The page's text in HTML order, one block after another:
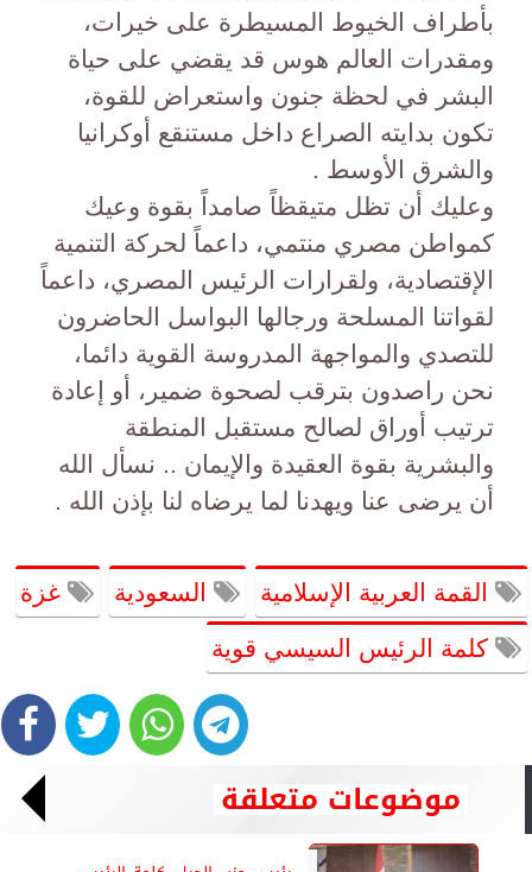
بأطراف الخيوط المسيطرة على خيرات،
ومقدرات العالم هوس قد يقضي على حياة
البشر في لحظة جنون واستعراض للقوة،
تكون بدايته الصراع داخل مستنقع أوكرانيا
والشرق الأوسط .
وعليك أن تظل متيقظاً صامداً بقوة وعيك
كمواطن مصري منتمي، داعماً لحركة التنمية
الإقتصادية، ولقرارات الرئيس المصري، داعماً
لقواتنا المسلحة ورجالها البواسل الحاضرون
للتصدي والمواجهة المدروسة القوية دائما،
نحن راصدون بترقب لصحوة ضمير، أو إعادة
ترتيب أوراق لصالح مستقبل المنطقة
والبشرية بقوة العقيدة والإيمان .. نسأل الله
أن يرضى عنا ويهدنا لما يرضاه لنا بإذن الله .
القمة العربية الإسلامية السعودية غزة
كلمة الرئيس السيسي قوية
موضوعات متعلقة